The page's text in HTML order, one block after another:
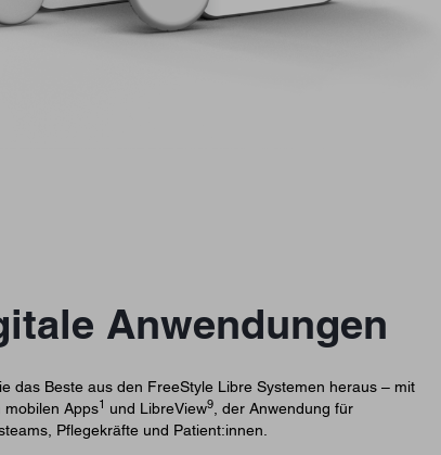
Anwendungen
das Beste aus den FreeStyle Libre Systemen heraus – mit
mobilen Apps1 und LibreView9 , der Anwendung für
Pflegekräfte und Patient:innen.